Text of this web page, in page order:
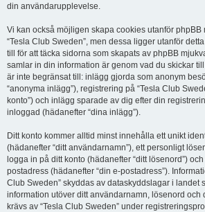
din användarupplevelse.
Vi kan också möjligen skapa cookies utanför
“Tesla Club Sweden”, men dessa ligger utanför
till för att täcka sidorna som skapats av phpBB
samlar in din information är genom vad du skickar
är inte begränsat till: inlägg gjorda som anonym
“anonyma inlägg”), registrering på “Tesla Club
konto”) och inlägg sparade av dig efter din
inloggad (hädanefter “dina inlägg”).
Ditt konto kommer alltid minst innehålla ett unikt
(hädanefter “ditt användarnamn”), ett personligt
logga in på ditt konto (hädanefter “ditt lösenord”)
postadress (hädanefter “din e-postadress”).
Club Sweden” skyddas av dataskyddslagar i landet
information utöver ditt användarnamn, lösenord och
krävs av “Tesla Club Sweden” under